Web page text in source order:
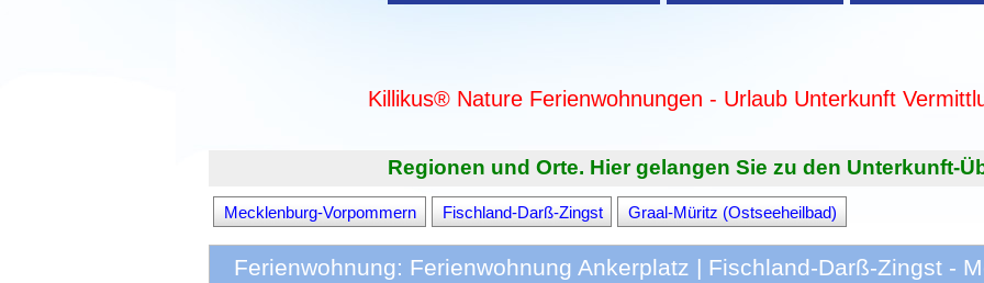
Killikus® Nature Ferienwohnungen - Urlaub Unterkunft
Regionen und Orte. Hier gelangen Sie zu den Unterkunft-
Mecklenburg-Vorpommern Fischland-Darß-Zingst Graal-Müritz (Ostseeheilbad)
Ferienwohnung: Ferienwohnung Ankerplatz | Fischland-Darß-Zingst -